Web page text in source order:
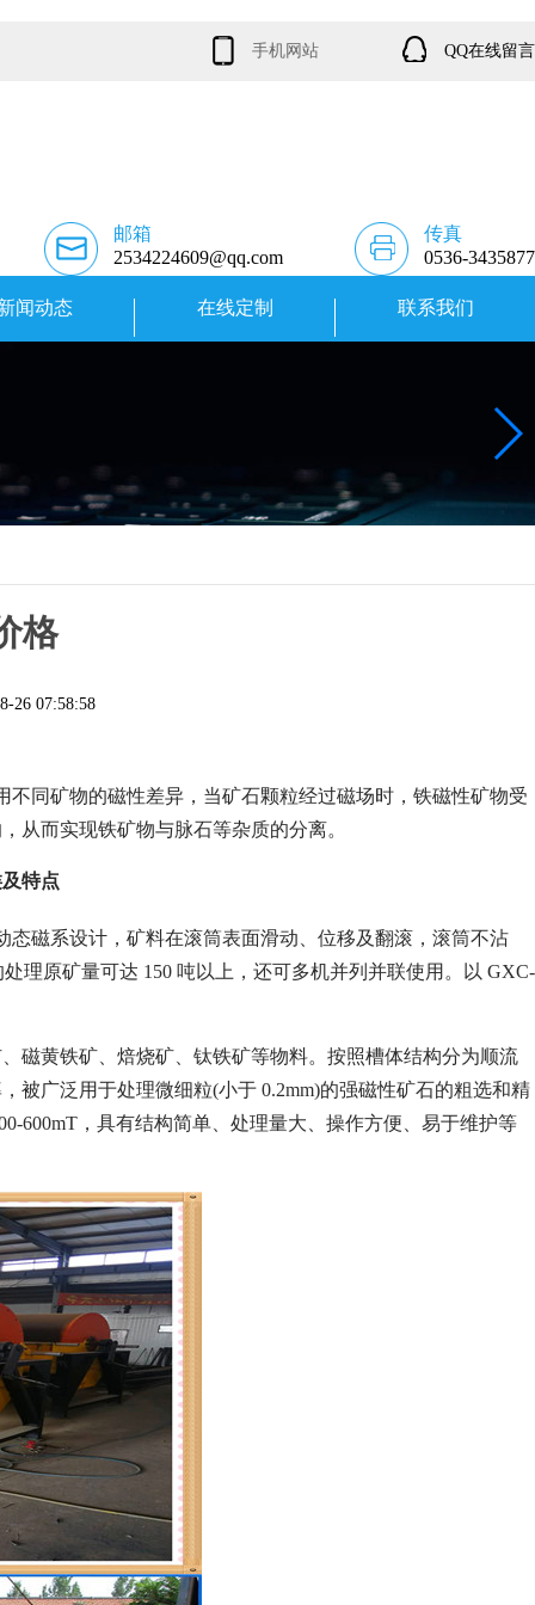
手机网站 QQ在线留言
邮箱
2534224609@qq.com
传真
0536-3435877
闻动态 在线定制 联系我们
磁永磁滚筒
格
26 07:58:58
不同矿物的磁性差异，当矿石颗粒经过磁场时，铁磁性矿物受
从而实现铁矿物与脉石等杂质的分离。
特点
磁系设计，矿料在滚筒表面滑动、位移及翻滚，滚筒不沾
理原矿量可达 150 吨以上，还可多机并列并联使用。以 GXC-
磁黄铁矿、焙烧矿、钛铁矿等物料。按照槽体结构分为顺流
被广泛用于处理微细粒(小于 0.2mm)的强磁性矿石的粗选和精
600mT，具有结构简单、处理量大、操作方便、易于维护等